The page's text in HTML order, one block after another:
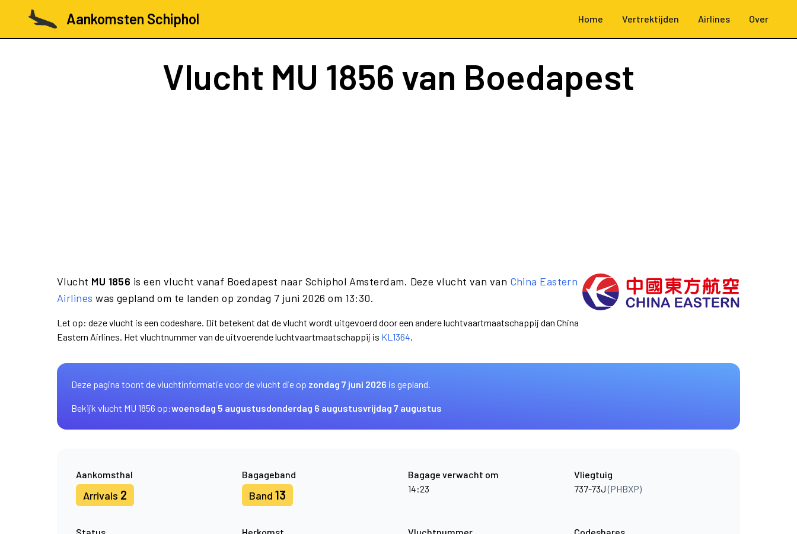
Aankomsten Schiphol Home Vertrektijden Airlines Over
Vlucht MU 1856 van Boedapest
Vlucht MU 1856 is een vlucht vanaf Boedapest naar Schiphol Amsterdam. Deze vlucht van van China Eastern
Airlines was gepland om te landen op zondag 7 juni 2026 om 13:30.
Let op: deze vlucht is een codeshare. Dit betekent dat de vlucht wordt uitgevoerd door een andere luchtvaartmaatschappij dan China
Eastern Airlines. Het vluchtnummer van de uitvoerende luchtvaartmaatschappij is KL1364.
Deze pagina toont de vluchtinformatie voor de vlucht die op zondag 7 juni 2026 is gepland.
Bekijk vlucht MU 1856 op:woensdag 5 augustusdonderdag 6 augustusvrijdag 7 augustus
Aankomsthal
Arrivals 2
Bagageband
Band 13
Bagage verwacht om
14:23
Vliegtuig
737-73J(PHBXP)